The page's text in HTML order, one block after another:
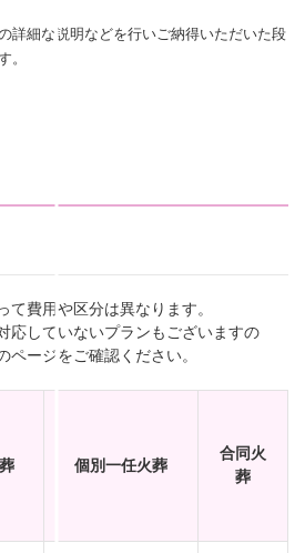
詳細な説明などを行いご納得いただいた段
。
費用や区分は異なります。
応していないプランもございますの
ページをご確認ください。
個別一任火葬
合同火
葬